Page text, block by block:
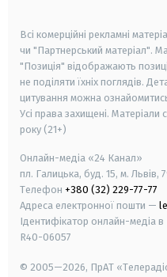
Всі комерційні рекламні
чи "Партнерський матеріал".
"Позиція" відображають
не поділяти їхніх поглядів.
цитування можна
Усі права захищені. Матеріали
року (21+)
Онлайн-медіа «24 Канал»
пл. Галицька, буд. 15, м. Львів,
Телефон +380 (32) 229-77-77
Адреса електронної пошти —
Ідентифікатор онлайн-медіа в
R40-06057
© 2005—2026, ПрАТ